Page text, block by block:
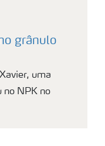
grânulo
uma
no NPK no